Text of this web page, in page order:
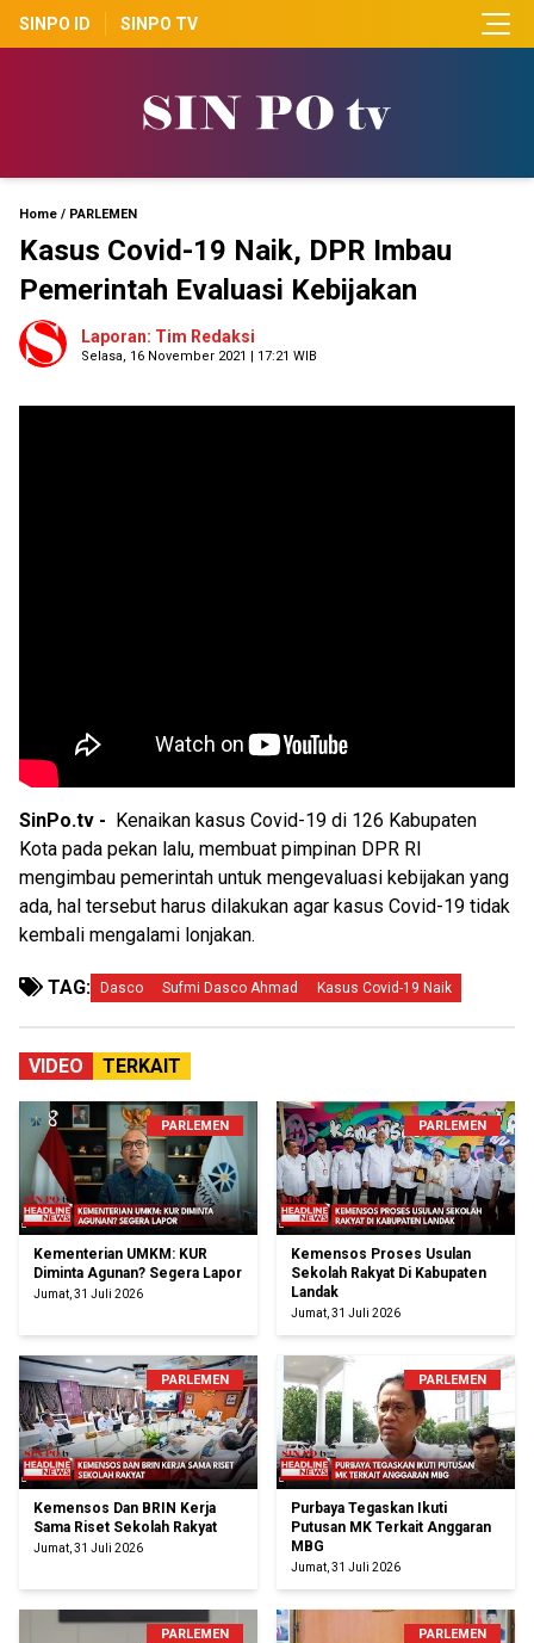
SINPO ID SINPO TV
Home / PARLEMEN
Kasus Covid-19 Naik, DPR Imbau
Pemerintah Evaluasi Kebijakan
Laporan: Tim Redaksi
Selasa, 16 November 2021 | 17:21 WIB
SinPo.tv -
Kenaikan kasus Covid-19 di 126 Kabupaten
Kota pada pekan lalu, membuat pimpinan DPR RI
mengimbau pemerintah untuk mengevaluasi kebijakan yang
ada, hal tersebut harus dilakukan agar kasus Covid-19 tidak
kembali mengalami lonjakan.
TAG: Dasco Sufmi Dasco Ahmad Kasus Covid-19 Naik
VIDEO TERKAIT
PARLEMEN
Kementerian UMKM: KUR
Diminta Agunan? Segera Lapor
Jumat, 31 Juli 2026
PARLEMEN
Kemensos Proses Usulan
Sekolah Rakyat Di Kabupaten
Landak
Jumat, 31 Juli 2026
PARLEMEN
Kemensos Dan BRIN Kerja
Sama Riset Sekolah Rakyat
Jumat, 31 Juli 2026
PARLEMEN
Purbaya Tegaskan Ikuti
Putusan MK Terkait Anggaran
MBG
Jumat, 31 Juli 2026
PARLEMEN PARLEMEN